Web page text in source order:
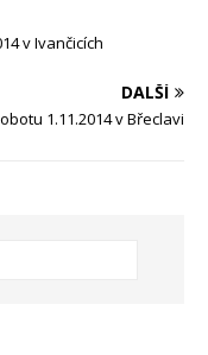
v Ivančicích
DALŠÍ
1.11.2014 v Břeclavi